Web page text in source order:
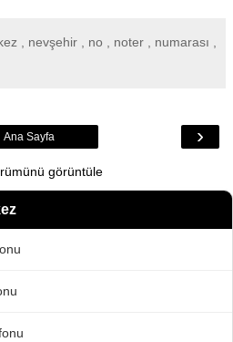
, nevşehir , no , noter , numarası ,
›
Ana Sayfa
görüntüle